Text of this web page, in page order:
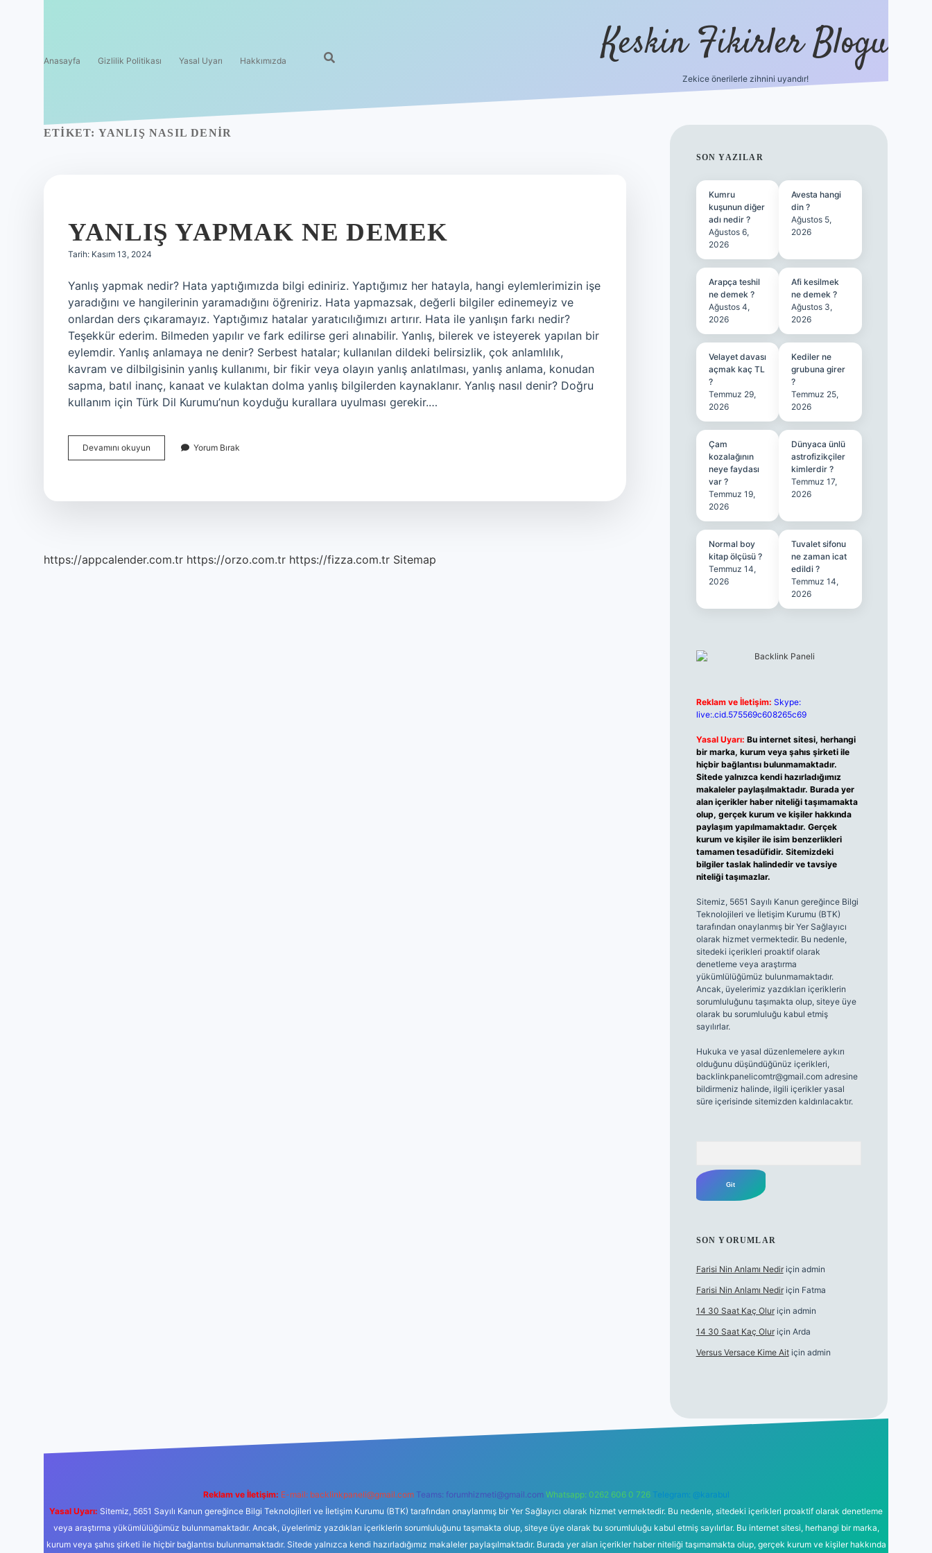
Anasayfa Gizlilik Politikası Yasal Uyarı Hakkımızda Keskin Fikirler Blogu
Zekice önerilerle zihnini uyandır!
ETIKET: YANLIŞ NASIL DENIR
YANLIŞ YAPMAK NE DEMEK
Tarih: Kasım 13, 2024
Yanlış yapmak nedir? Hata yaptığımızda bilgi ediniriz. Yaptığımız her hatayla, hangi eylemlerimizin işe
yaradığını ve hangilerinin yaramadığını öğreniriz. Hata yapmazsak, değerli bilgiler edinemeyiz ve
onlardan ders çıkaramayız. Yaptığımız hatalar yaratıcılığımızı artırır. Hata ile yanlışın farkı nedir?
Teşekkür ederim. Bilmeden yapılır ve fark edilirse geri alınabilir. Yanlış, bilerek ve isteyerek yapılan bir
eylemdir. Yanlış anlamaya ne denir? Serbest hatalar; kullanılan dildeki belirsizlik, çok anlamlılık,
kavram ve dilbilgisinin yanlış kullanımı, bir fikir veya olayın yanlış anlatılması, yanlış anlama, konudan
sapma, batıl inanç, kanaat ve kulaktan dolma yanlış bilgilerden kaynaklanır. Yanlış nasıl denir? Doğru
kullanım için Türk Dil Kurumu’nun koyduğu kurallara uyulması gerekir.…
Devamını okuyun
Yapmak
Yorum Bırak
https://appcalender.com.tr https://orzo.com.tr https://fizza.com.tr Sitemap
SIDEBAR
SON YAZILAR
Kumru
kuşunun diğer
adı nedir ?
Ağustos 6,
2026
Avesta hangi
din ?
Ağustos 5,
2026
Arapça teshil
ne demek ?
Ağustos 4,
2026
Afi kesilmek
ne demek ?
Ağustos 3,
2026
Velayet davası
açmak kaç TL
?
Temmuz 29,
2026
Kediler ne
grubuna girer
?
Temmuz 25,
2026
Çam
kozalağının
neye faydası
var ?
Temmuz 19,
2026
Dünyaca ünlü
astrofizikçiler
kimlerdir ?
Temmuz 17,
2026
Normal boy
kitap ölçüsü ?
Temmuz 14,
2026
Tuvalet sifonu
ne zaman icat
edildi ?
Temmuz 14,
2026
Reklam ve İletişim: Skype:
live:.cid.575569c608265c69
Yasal Uyarı: Bu internet sitesi, herhangi
bir marka, kurum veya şahıs şirketi ile
hiçbir bağlantısı bulunmamaktadır.
Sitede yalnızca kendi hazırladığımız
makaleler paylaşılmaktadır. Burada yer
alan içerikler haber niteliği taşımamakta
olup, gerçek kurum ve kişiler hakkında
paylaşım yapılmamaktadır. Gerçek
kurum ve kişiler ile isim benzerlikleri
tamamen tesadüfidir. Sitemizdeki
bilgiler taslak halindedir ve tavsiye
niteliği taşımazlar.
Sitemiz, 5651 Sayılı Kanun gereğince Bilgi
Teknolojileri ve İletişim Kurumu (BTK)
tarafından onaylanmış bir Yer Sağlayıcı
olarak hizmet vermektedir. Bu nedenle,
sitedeki içerikleri proaktif olarak
denetleme veya araştırma
yükümlülüğümüz bulunmamaktadır.
Ancak, üyelerimiz yazdıkları içeriklerin
sorumluluğunu taşımakta olup, siteye üye
olarak bu sorumluluğu kabul etmiş
sayılırlar.
Hukuka ve yasal düzenlemelere aykırı
olduğunu düşündüğünüz içerikleri,
backlinkpanelicomtr@gmail.comadresine
bildirmeniz halinde, ilgili içerikler yasal
süre içerisinde sitemizden kaldırılacaktır.
SON YORUMLAR
Farisi Nin Anlamı Nediriçin admin
Farisi Nin Anlamı Nediriçin Fatma
14 30 Saat Kaç Oluriçin admin
14 30 Saat Kaç Oluriçin Arda
Versus Versace Kime Aitiçin admin
Reklam ve İletişim: E-mail: backlinkpaneli@gmail.com Teams: forumhizmeti@gmail.com Whatsapp: 0262 606 0 726 Telegram: @karabul
Yasal Uyarı: Sitemiz, 5651 Sayılı Kanun gereğince Bilgi Teknolojileri ve İletişim Kurumu (BTK) tarafından onaylanmış bir Yer Sağlayıcı olarak hizmet vermektedir. Bu nedenle, sitedeki içerikleri proaktif olarak denetleme
veya araştırma yükümlülüğümüz bulunmamaktadır. Ancak, üyelerimiz yazdıkları içeriklerin sorumluluğunu taşımakta olup, siteye üye olarak bu sorumluluğu kabul etmiş sayılırlar. Bu internet sitesi, herhangi bir marka,
kurum veya şahıs şirketi ile hiçbir bağlantısı bulunmamaktadır. Sitede yalnızca kendi hazırladığımız makaleler paylaşılmaktadır. Burada yer alan içerikler haber niteliği taşımamakta olup, gerçek kurum ve kişiler hakkında